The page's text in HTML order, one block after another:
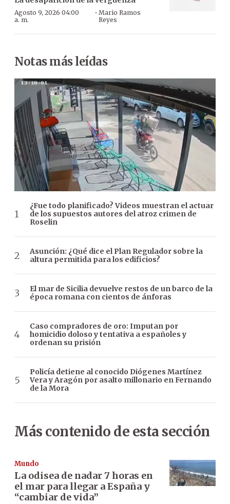
Agosto 9, 2026 04:00
a. m.
· Mario Ramos
Reyes
Notas más leídas
¿Fue todo planificado? Videos muestran el actuar
de los supuestos autores del atroz crimen de
Roselin
Asunción: ¿Qué dice el Plan Regulador sobre la
altura permitida para los edificios?
El mar de Sicilia devuelve restos de un barco de la
época romana con cientos de ánforas
Caso compradores de oro: Imputan por
homicidio doloso y tentativa a españoles y
ordenan su prisión
Policía detiene al conocido Diógenes Martínez
Vera y Aragón por asalto millonario en Fernando
de la Mora
Más contenido de esta sección
Mundo
La odisea de nadar 7 horas en
el mar para llegar a España y
“cambiar de vida”